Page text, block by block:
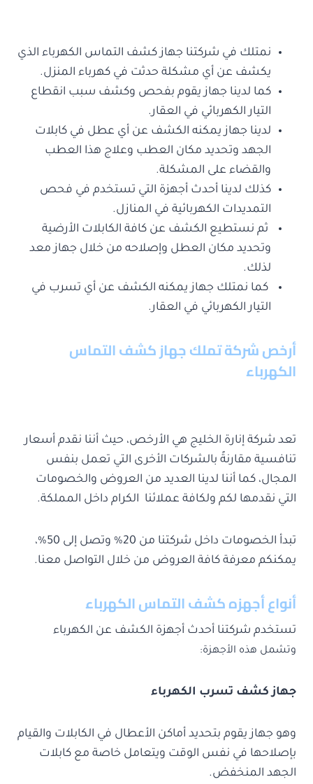
نمتلك في شركتنا جهاز كشف التماس الكهرباء الذي
يكشف عن أي مشكلة حدثت في كهرباء المنزل.
كما لدينا جهاز يقوم بفحص وكشف سبب انقطاع
التيار الكهربائي في العقار.
لدينا جهاز يمكنه الكشف عن أي عطل في كابلات
الجهد وتحديد مكان العطب وعلاج هذا العطب
والقضاء على المشكلة.
كذلك لدينا أحدث أجهزة التي تستخدم في فحص
التمديدات الكهربائية في المنازل.
ثم نستطيع الكشف عن كافة الكابلات الأرضية
وتحديد مكان العطل وإصلاحه من خلال جهاز معد
لذلك.
كما نمتلك جهاز يمكنه الكشف عن أي تسرب في
التيار الكهربائي في العقار.
أرخص شركة تملك جهاز كشف التماس
الكهرباء
تعد شركة إنارة الخليج هي الأرخص، حيث أننا نقدم أسعار
تنافسية مقارنةً بالشركات الأخرى التي تعمل بنفس
المجال، كما أننا لدينا العديد من العروض والخصومات
التي نقدمها لكم ولكافة عملائنا الكرام داخل المملكة.
تبدأ الخصومات داخل شركتنا من 20% وتصل إلى 50%،
يمكنكم معرفة كافة العروض من خلال التواصل معنا.
أنواع أجهزه كشف التماس الكهرباء
تستخدم شركتنا أحدث أجهزة الكشف عن الكهرباء
وتشمل هذه الأجهزة:
جهاز كشف تسرب الكهرباء
وهو جهاز يقوم بتحديد أماكن الأعطال في الكابلات والقيام
بإصلاحها في نفس الوقت ويتعامل خاصة مع كابلات
الجهد المنخفض.